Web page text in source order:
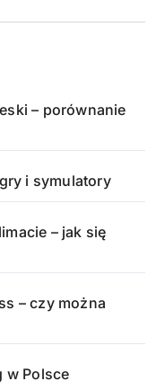
– porównanie
i symulatory
– jak się
– czy można
w Polsce